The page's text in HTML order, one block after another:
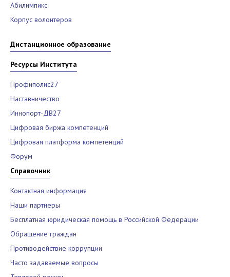
Абилимпикс
Корпус волонтеров
Дистанционное образование
Ресурсы Института
Профиполис27
Наставничество
Иннопорт-ДВ27
Цифровая биржа компетенций
Цифровая платформа компетенций
Форум
Справочник
Контактная информация
Наши партнеры
Бесплатная юридическая помощь в Российской Федерации
Обращение граждан
Противодействие коррупции
Часто задаваемые вопросы